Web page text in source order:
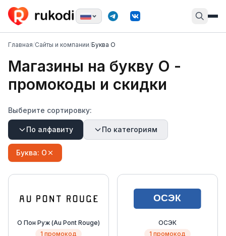
Главная/Сайты и компании/Буква О
Магазины на букву О -
промокоды и скидки
Выберите сортировку:
По алфавиту По категориям
Буква: О
О Пон Руж (Au Pont Rouge)
1 промокод
ОСЭК
1 промокод